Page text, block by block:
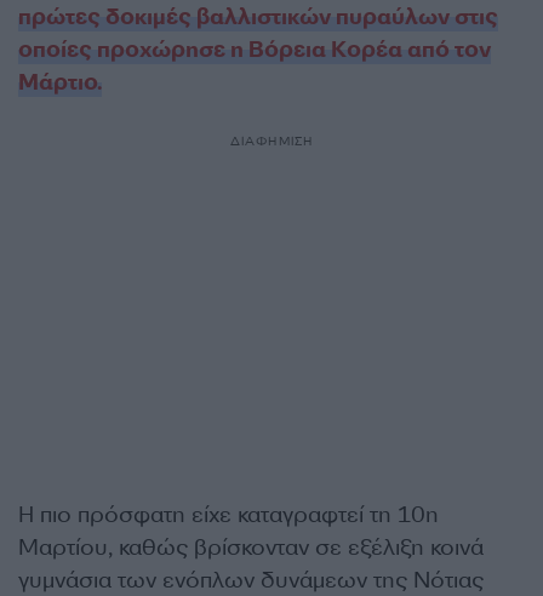
πρώτες δοκιμές βαλλιστικών πυραύλων στις
οποίες προχώρησε η Βόρεια Κορέα από τον
Μάρτιο.
ΔΙΑΦΗΜΙΣΗ
Η πιο πρόσφατη είχε καταγραφτεί τη 10η
Μαρτίου, καθώς βρίσκονταν σε εξέλιξη κοινά
γυμνάσια των ενόπλων δυνάμεων της Νότιας